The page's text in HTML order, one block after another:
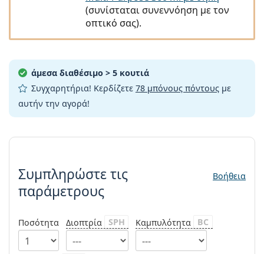
(συνίσταται συνεννόηση με τον
οπτικό σας).
άμεσα διαθέσιμο > 5 κουτιά
Συγχαρητήρια! Κερδίζετε 78 μπόνους πόντουςμε
αυτήν την αγορά!
Συμπληρώστε τις παράμετρους
Συμπληρώστε τις
παράμετρους
Βοήθεια
Ποσότητα Διοπτρία SPH Καμπυλότητα BC